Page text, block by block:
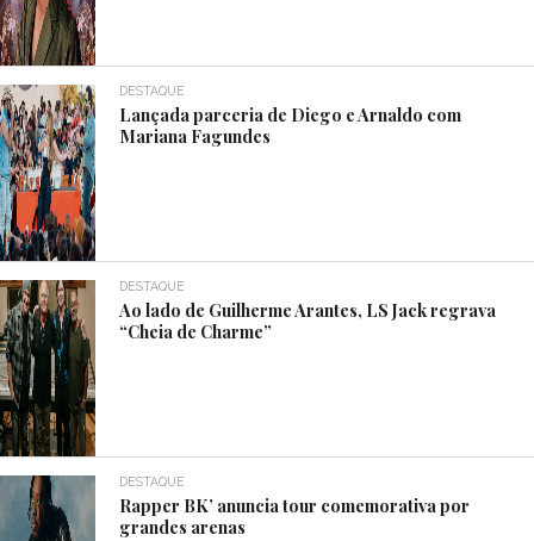
DESTAQUE
Lançada parceria de Diego e Arnaldo com
Mariana Fagundes
DESTAQUE
Ao lado de Guilherme Arantes, LS Jack regrava
“Cheia de Charme”
DESTAQUE
Rapper BK’ anuncia tour comemorativa por
grandes arenas